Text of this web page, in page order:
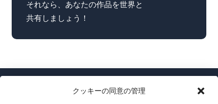
クッキーの同意の管理
それなら、あなたの作品を世界と
共有しましょう！